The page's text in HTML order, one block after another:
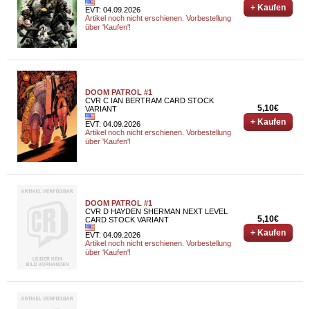
EVT: 04.09.2026
Artikel noch nicht erschienen. Vorbestellung
über 'Kaufen'!
+ Kaufen
DOOM PATROL #1
CVR C IAN BERTRAM CARD STOCK
VARIANT
EVT: 04.09.2026
Artikel noch nicht erschienen. Vorbestellung
über 'Kaufen'!
5,10€
+ Kaufen
DOOM PATROL #1
CVR D HAYDEN SHERMAN NEXT LEVEL
CARD STOCK VARIANT
EVT: 04.09.2026
Artikel noch nicht erschienen. Vorbestellung
über 'Kaufen'!
5,10€
+ Kaufen